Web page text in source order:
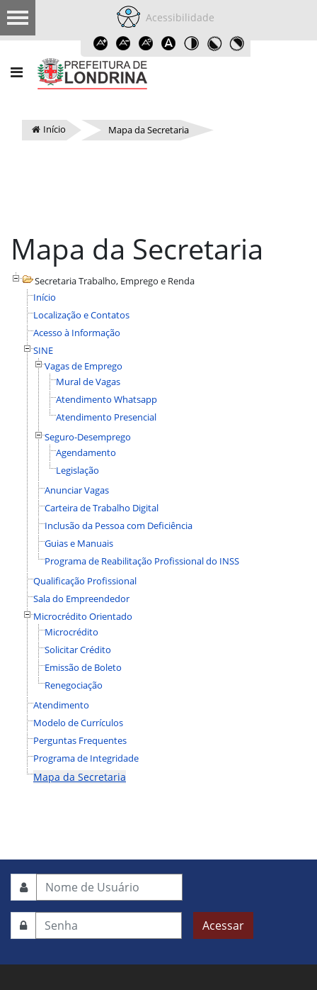
Acessibilidade
Início Mapa da Secretaria
Mapa da Secretaria
Secretaria Trabalho, Emprego e Renda
Início
Localização e Contatos
Acesso à Informação
SINE
Vagas de Emprego
Mural de Vagas
Atendimento Whatsapp
Atendimento Presencial
Seguro-Desemprego
Agendamento
Legislação
Anunciar Vagas
Carteira de Trabalho Digital
Inclusão da Pessoa com Deficiência
Guias e Manuais
Programa de Reabilitação Profissional do INSS
Qualificação Profissional
Sala do Empreendedor
Microcrédito Orientado
Microcrédito
Solicitar Crédito
Emissão de Boleto
Renegociação
Atendimento
Modelo de Currículos
Perguntas Frequentes
Programa de Integridade
Mapa da Secretaria
Acessar